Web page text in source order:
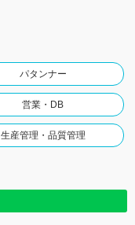
パタンナー
営業・DB
生産管理・品質管理